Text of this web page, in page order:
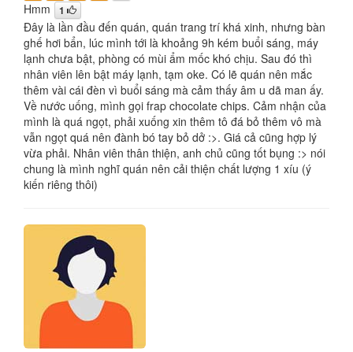
Hmm 1
Đây là lần đầu đến quán, quán trang trí khá xinh, nhưng bàn
ghế hơi bẩn, lúc mình tới là khoảng 9h kém buổi sáng, máy
lạnh chưa bật, phòng có mùi ẩm mốc khó chịu. Sau đó thì
nhân viên lên bật máy lạnh, tạm oke. Có lẽ quán nên mắc
thêm vài cái đèn vì buổi sáng mà cảm thấy âm u dã man ấy.
Về nước uống, mình gọi frap chocolate chips. Cảm nhận của
mình là quá ngọt, phải xuống xin thêm tô đá bỏ thêm vô mà
vẫn ngọt quá nên đành bó tay bỏ dở :>. Giá cả cũng hợp lý
vừa phải. Nhân viên thân thiện, anh chủ cũng tốt bụng :> nói
chung là mình nghĩ quán nên cải thiện chất lượng 1 xíu (ý
kiến riêng thôi)